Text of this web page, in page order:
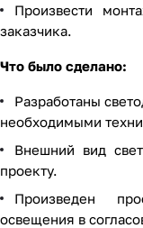
Произвести
заказчика.
Что было сделано:
Разработаны
необходимыми
Внешний вид
проекту.
Произведен
освещения в